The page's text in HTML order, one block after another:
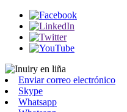
Enviar correo electrónico
Skype
Whatsapp